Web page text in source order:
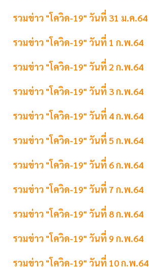
รวมข่าว "โควิด-19" วันที่ 31 ม.ค.64
รวมข่าว "โควิด-19" วันที่ 1 ก.พ.64
รวมข่าว "โควิด-19" วันที่ 2 ก.พ.64
รวมข่าว "โควิด-19" วันที่ 3 ก.พ.64
รวมข่าว "โควิด-19" วันที่ 4 ก.พ.64
รวมข่าว "โควิด-19" วันที่ 5 ก.พ.64
รวมข่าว "โควิด-19" วันที่ 6 ก.พ.64
รวมข่าว "โควิด-19" วันที่ 7 ก.พ.64
รวมข่าว "โควิด-19" วันที่ 8 ก.พ.64
รวมข่าว "โควิด-19" วันที่ 9 ก.พ.64
รวมข่าว "โควิด-19" วันที่ 10 ก.พ.64